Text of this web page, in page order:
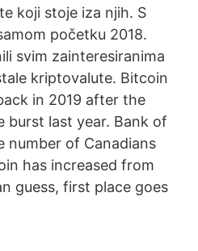
koji stoje iza njih. S
početku 2018.
svim zainteresiranima
kriptovalute. Bitcoin
in 2019 after the
burst last year. Bank of
number of Canadians
has increased from
guess, first place goes